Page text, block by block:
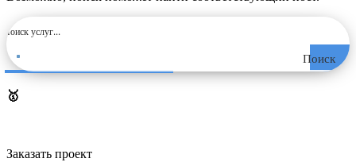
Поиск
🥇
Заказать проект